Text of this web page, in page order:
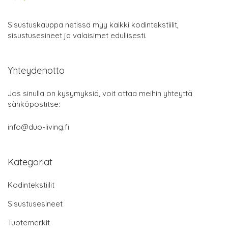
Sisustuskauppa netissä myy kaikki kodintekstiilit,
sisustusesineet ja valaisimet edullisesti.
Yhteydenotto
Jos sinulla on kysymyksiä, voit ottaa meihin yhteyttä
sähköpostitse:
info@duo-living.fi
Kategoriat
Kodintekstiilit
Sisustusesineet
Tuotemerkit